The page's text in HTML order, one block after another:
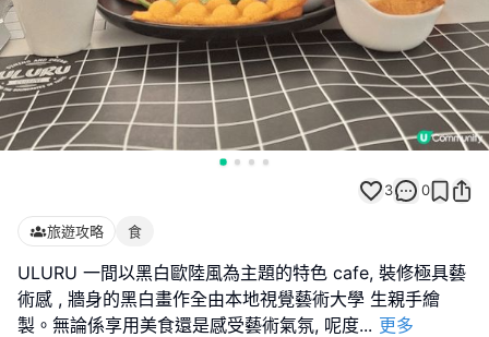
3 0
旅遊攻略 食
ULURU 一間以黑白歐陸風為主題的特色 cafe, 裝修極具藝
術感 , 牆身的黑白畫作全由本地視覺藝術大學 生親手繪
製。無論係享用美食還是感受藝術氣氛, 呢度... 更多